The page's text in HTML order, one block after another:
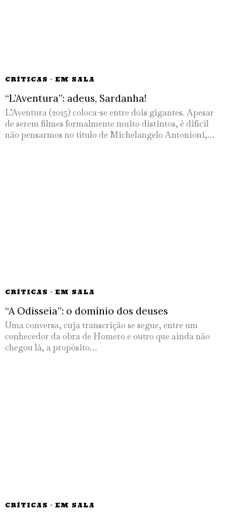
CRÍTICAS · EM SALA
“L’Aventura”: adeus, Sardanha!
L’Aventura (2025) coloca-se entre dois gigantes. Apesar
de serem filmes formalmente muito distintos, é difícil
não pensarmos no título de Michelangelo Antonioni,…
CRÍTICAS · EM SALA
“A Odisseia”: o domínio dos deuses
Uma conversa, cuja transcrição se segue, entre um
conhecedor da obra de Homero e outro que ainda não
chegou lá, a propósito…
CRÍTICAS · EM SALA